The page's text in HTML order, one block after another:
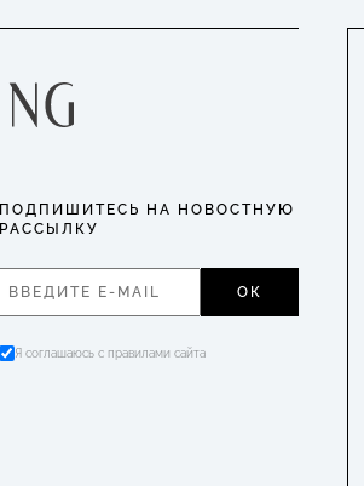
ПОДПИШИТЕСЬ НА НОВОСТНУЮ
РАССЫЛКУ
ОК
Я соглашаюсь с правилами сайта